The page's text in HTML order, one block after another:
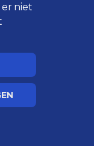
er niet